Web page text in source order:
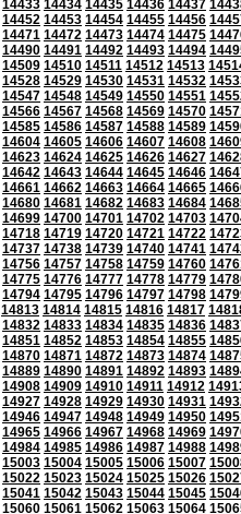
14433 14434 14435 14436 14437
14452 14453 14454 14455 14456
14471 14472 14473 14474 14475
14490 14491 14492 14493 14494
14509 14510 14511 14512 14513
14528 14529 14530 14531 14532
14547 14548 14549 14550 14551
14566 14567 14568 14569 14570
14585 14586 14587 14588 14589
14604 14605 14606 14607 14608
14623 14624 14625 14626 14627
14642 14643 14644 14645 14646
14661 14662 14663 14664 14665
14680 14681 14682 14683 14684
14699 14700 14701 14702 14703
14718 14719 14720 14721 14722
14737 14738 14739 14740 14741
14756 14757 14758 14759 14760
14775 14776 14777 14778 14779
14794 14795 14796 14797 14798
14813 14814 14815 14816 14817
14832 14833 14834 14835 14836
14851 14852 14853 14854 14855
14870 14871 14872 14873 14874
14889 14890 14891 14892 14893
14908 14909 14910 14911 14912
14927 14928 14929 14930 14931
14946 14947 14948 14949 14950
14965 14966 14967 14968 14969
14984 14985 14986 14987 14988
15003 15004 15005 15006 15007
15022 15023 15024 15025 15026
15041 15042 15043 15044 15045
15060 15061 15062 15063 15064